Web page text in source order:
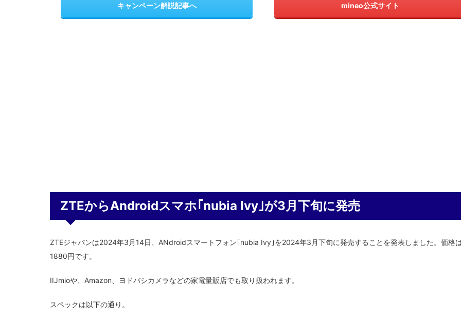
キャンペーン解説記事へ mineo公式サイト
ZTEからAndroidスマホ｢nubia Ivy｣が3月下旬に発売
ZTEジャパンは2024年3月14日、ANdroidスマートフォン｢nubia Ivy｣を2024年3月下旬に発売することを発表しました。価格
1880円です。
IIJmioや、Amazon、ヨドバシカメラなどの家電量販店でも取り扱われます。
スペックは以下の通り。